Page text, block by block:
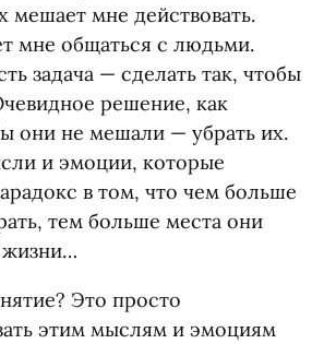
мешает мне действовать.
мне общаться с людьми.
задача — сделать так, чтобы
решение, как
они не мешали — убрать их.
и эмоции, которые
в том, что чем больше
тем больше места они
Это просто
этим мыслям и эмоциям